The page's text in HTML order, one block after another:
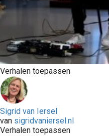
Verhalen toepassen
Sigrid van Iersel
van sigridvaniersel.nl
Verhalen toepassen